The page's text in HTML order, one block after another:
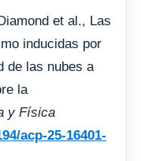
et al., Las
inducidas por
de las nubes a
la
y Física
acp-25-16401-